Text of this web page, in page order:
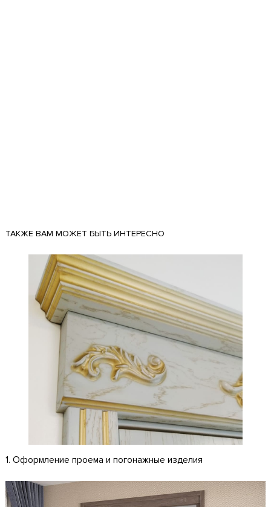
ТАКЖЕ ВАМ МОЖЕТ БЫТЬ ИНТЕРЕСНО
1. Оформление проема и погонажные изделия